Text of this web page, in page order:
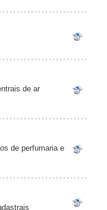
de ar
de perfumaria e